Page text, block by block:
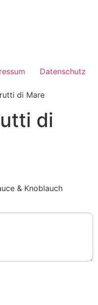
Datenschutz
di Mare
di
& Knoblauch